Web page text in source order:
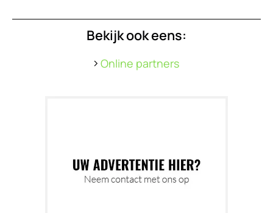
Bekijk ook eens:
Online partners